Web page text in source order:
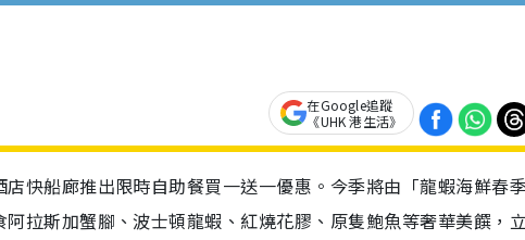
在Google追蹤
《UHK 港生活》
快船廊推出限時自助餐買一送一優惠。今季將由「龍蝦海鮮春
拉斯加蟹腳、波士頓龍蝦、紅燒花膠、原隻鮑魚等奢華美饌，